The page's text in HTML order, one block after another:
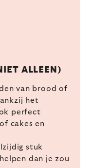
ALLEEN)
van brood of
het
perfect
cakes en
stuk
dan je zou